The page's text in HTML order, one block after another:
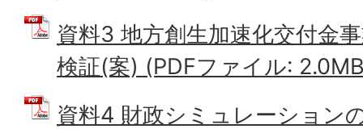
資料3 地方創生加速化交付金
検証(案) (PDFファイル:
資料4 財政シミュレーション